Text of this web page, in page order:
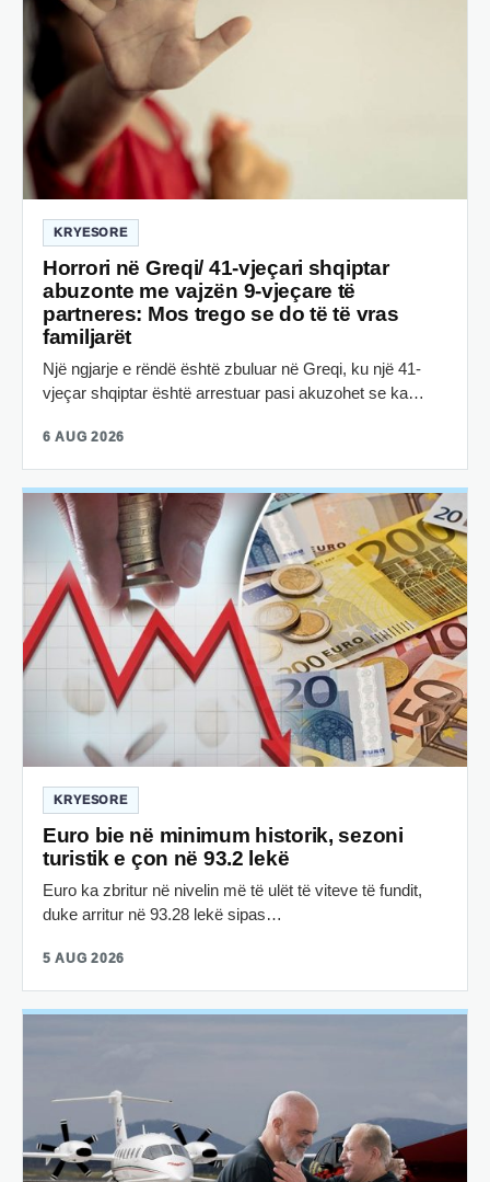
KRYESORE
Horrori në Greqi/ 41-vjeçari shqiptar
abuzonte me vajzën 9-vjeçare të
partneres: Mos trego se do të të vras
familjarët
Një ngjarje e rëndë është zbuluar në Greqi, ku një 41-
vjeçar shqiptar është arrestuar pasi akuzohet se ka…
6 AUG 2026
KRYESORE
Euro bie në minimum historik, sezoni
turistik e çon në 93.2 lekë
Euro ka zbritur në nivelin më të ulët të viteve të fundit,
duke arritur në 93.28 lekë sipas…
5 AUG 2026